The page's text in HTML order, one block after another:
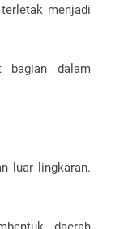
menjadi
bagian dalam
luar lingkaran.